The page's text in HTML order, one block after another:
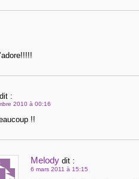
dit :
2010 à 00:16
!!
Melody dit :
6 mars 2011 à 15:15